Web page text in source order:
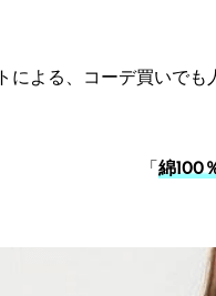
による、コーデ買いでも
「 綿100